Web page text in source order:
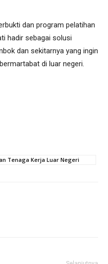
dan program pelatihan
hadir sebagai solusi
dan sekitarnya yang ingin
di luar negeri.
Tenaga Kerja Luar Negeri